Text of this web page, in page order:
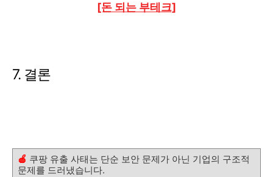
[돈 되는 부테크]
7. 결론
🍎 쿠팡 유출 사태는 단순 보안 문제가 아닌 기업의 구조적
문제를 드러냈습니다.